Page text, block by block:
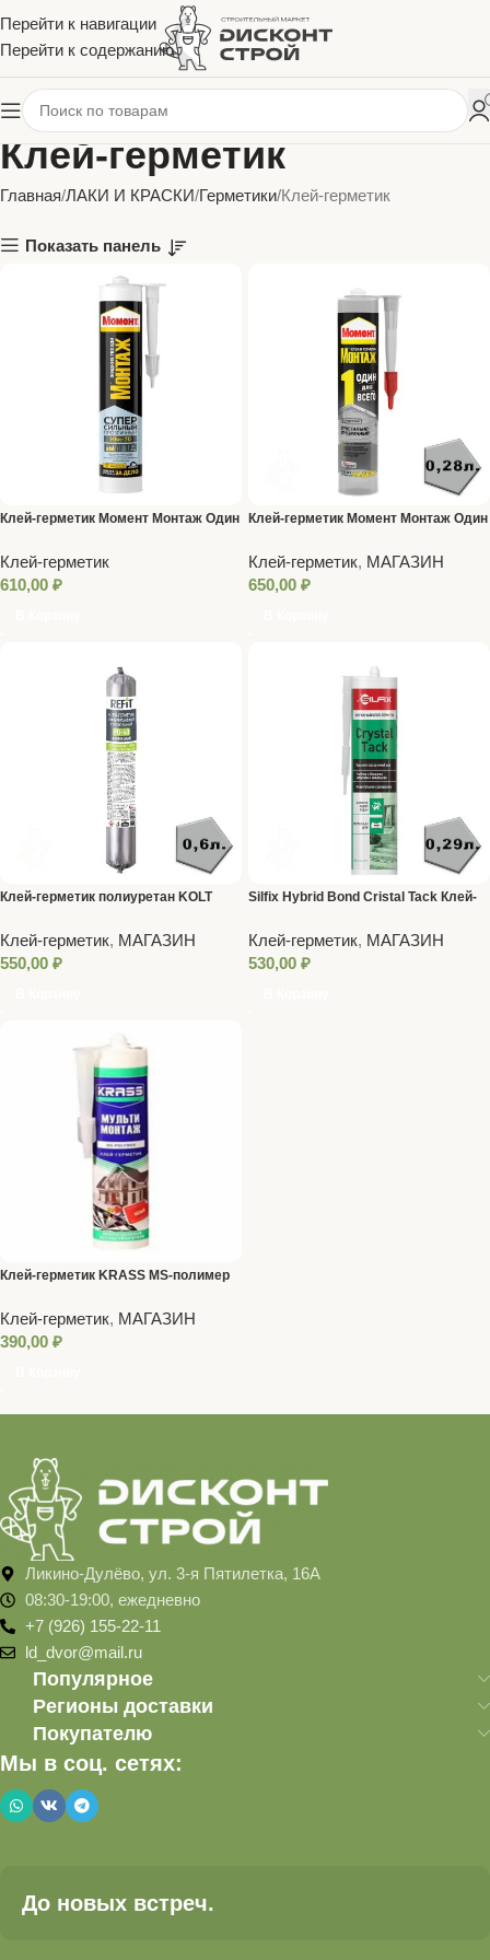
Перейти к навигации
Перейти к содержанию
Клей-герметик
Главная ЛАКИ И КРАСКИ Герметики Клей-герметик
Показать панель
Клей-герметик Момент Монтаж Один
Клей-герметик
610,00 ₽
Клей-герметик Момент Монтаж Один
Клей-герметик, МАГАЗИН
650,00 ₽
Клей-герметик полиуретан KOLT
Клей-герметик, МАГАЗИН
550,00 ₽
Silfix Hybrid Bond Cristal Tack Клей-
290 мл
Клей-герметик, МАГАЗИН
530,00 ₽
Клей-герметик KRASS MS-полимер
Клей-герметик, МАГАЗИН
390,00 ₽
Ликино-Дулёво, ул. 3-я Пятилетка, 16А
08:30-19:00, ежедневно
+7 (926) 155-22-11
ld_dvor@mail.ru
Популярное
Регионы доставки
Покупателю
Мы в соц. сетях:
До новых встреч.